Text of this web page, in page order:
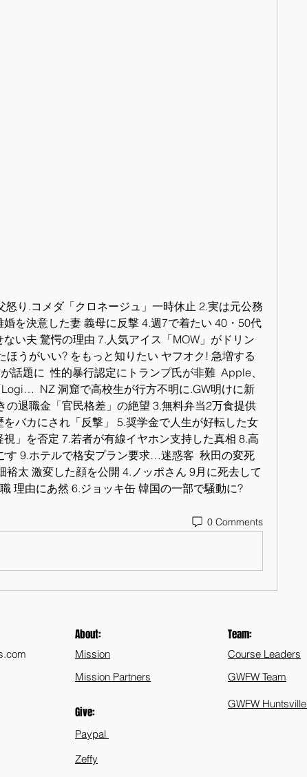
怒り.コメダ「クロネージュ」一時休止 2.実は元公務
を決意した妻 義母に反撃 4.週7で着たい 40・50代
い夫 驚愕の理由 7.人気アイス「MOW」がドリン
ほうがいい? をもっと知りたい ヤフオク! 急増する
話題に  性的暴行認定にトランプ氏が非難  Apple、
NZ 洞窟で高校生が行方不明に.GW明けに新
の退職金「官民格差」の絶望 3.無料弁当2万食提供
バカにされ「反撃」 5.奨学金で人生が好転した女
」を否定 7.若者が有線イヤホン支持した真相 8.高
す 9.ホテルで格安プラン要求…迷惑客  秋田の変死
裕太 激変した顔を公開 4.ノッポさん 9月に死去して
理由にあ然 6.ジョッキ缶 韓国の一部で騒動に?
0 Comments
About:
Mission
Mission Partners
Give:
Paypal
Zeffy
Team:
Course Leaders
GWFW Team
GWFW Huntsville